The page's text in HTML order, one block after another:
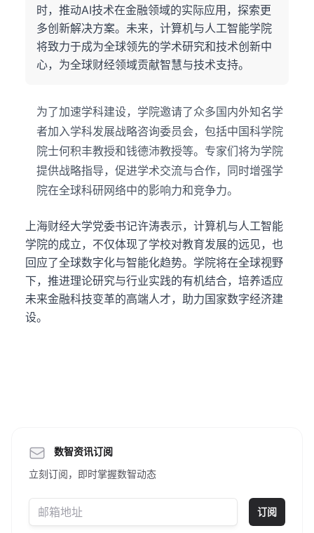
时，推动AI技术在金融领域的实际应用，探索更
多创新解决方案。未来，计算机与人工智能学院
将致力于成为全球领先的学术研究和技术创新中
心，为全球财经领域贡献智慧与技术支持。
为了加速学科建设，学院邀请了众多国内外知名学
者加入学科发展战略咨询委员会，包括中国科学院
院士何积丰教授和钱德沛教授等。专家们将为学院
提供战略指导，促进学术交流与合作，同时增强学
院在全球科研网络中的影响力和竞争力。
上海财经大学党委书记许涛表示，计算机与人工智能
学院的成立，不仅体现了学校对教育发展的远见，也
回应了全球数字化与智能化趋势。学院将在全球视野
下，推进理论研究与行业实践的有机结合，培养适应
未来金融科技变革的高端人才，助力国家数字经济建
设。
数智资讯订阅
立刻订阅，即时掌握数智动态
订阅